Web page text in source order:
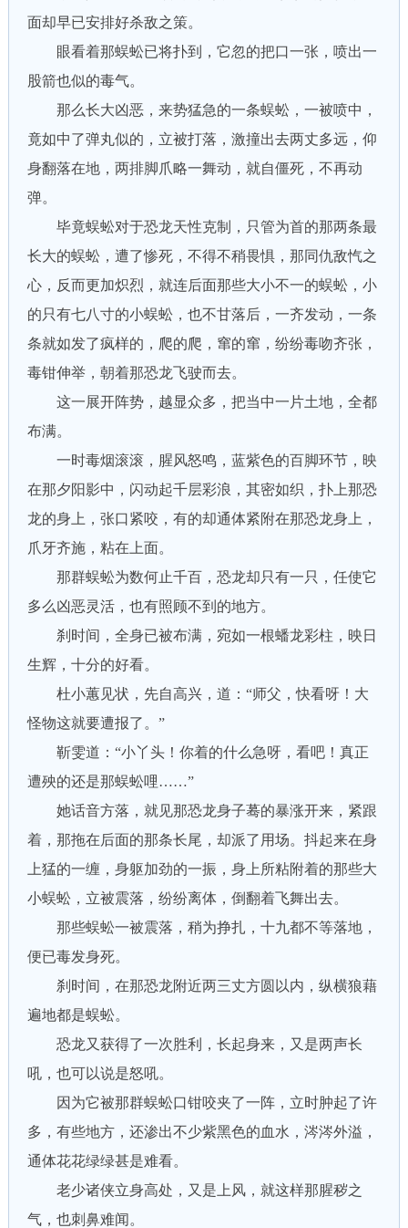
面却早已安排好杀敌之策。
眼看着那蜈蚣已将扑到，它忽的把口一张，喷出一
股箭也似的毒气。
那么长大凶恶，来势猛急的一条蜈蚣，一被喷中，
竟如中了弹丸似的，立被打落，激撞出去两丈多远，仰
身翻落在地，两排脚爪略一舞动，就自僵死，不再动
弹。
毕竟蜈蚣对于恐龙天性克制，只管为首的那两条最
长大的蜈蚣，遭了惨死，不得不稍畏惧，那同仇敌忾之
心，反而更加炽烈，就连后面那些大小不一的蜈蚣，小
的只有七八寸的小蜈蚣，也不甘落后，一齐发动，一条
条就如发了疯样的，爬的爬，窜的窜，纷纷毒吻齐张，
毒钳伸举，朝着那恐龙飞驶而去。
这一展开阵势，越显众多，把当中一片土地，全都
布满。
一时毒烟滚滚，腥风怒鸣，蓝紫色的百脚环节，映
在那夕阳影中，闪动起千层彩浪，其密如织，扑上那恐
龙的身上，张口紧咬，有的却通体紧附在那恐龙身上，
爪牙齐施，粘在上面。
那群蜈蚣为数何止千百，恐龙却只有一只，任使它
多么凶恶灵活，也有照顾不到的地方。
刹时间，全身已被布满，宛如一根蟠龙彩柱，映日
生辉，十分的好看。
杜小蕙见状，先自高兴，道：“师父，快看呀！大
怪物这就要遭报了。”
靳雯道：“小丫头！你着的什么急呀，看吧！真正
遭殃的还是那蜈蚣哩……”
她话音方落，就见那恐龙身子蓦的暴涨开来，紧跟
着，那拖在后面的那条长尾，却派了用场。抖起来在身
上猛的一缠，身躯加劲的一振，身上所粘附着的那些大
小蜈蚣，立被震落，纷纷离体，倒翻着飞舞出去。
那些蜈蚣一被震落，稍为挣扎，十九都不等落地，
便已毒发身死。
刹时间，在那恐龙附近两三丈方圆以内，纵横狼藉
遍地都是蜈蚣。
恐龙又获得了一次胜利，长起身来，又是两声长
吼，也可以说是怒吼。
因为它被那群蜈蚣口钳咬夹了一阵，立时肿起了许
多，有些地方，还渗出不少紫黑色的血水，涔涔外溢，
通体花花绿绿甚是难看。
老少诸侠立身高处，又是上风，就这样那腥秽之
气，也刺鼻难闻。